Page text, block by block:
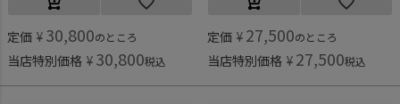
定価 ¥ 30,800のところ
当店特別価格 ¥ 30,800税込
定価 ¥ 27,500のところ
当店特別価格 ¥ 27,500税込